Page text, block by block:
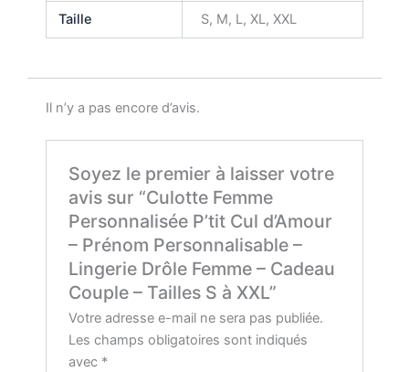
Taille S, M, L, XL, XXL
Il n’y a pas encore d’avis.
Soyez le premier à laisser votre
avis sur “Culotte Femme
Personnalisée P’tit Cul d’Amour
– Prénom Personnalisable –
Lingerie Drôle Femme – Cadeau
Couple – Tailles S à XXL”
Votre adresse e-mail ne sera pas publiée.
Les champs obligatoires sont indiqués
avec *